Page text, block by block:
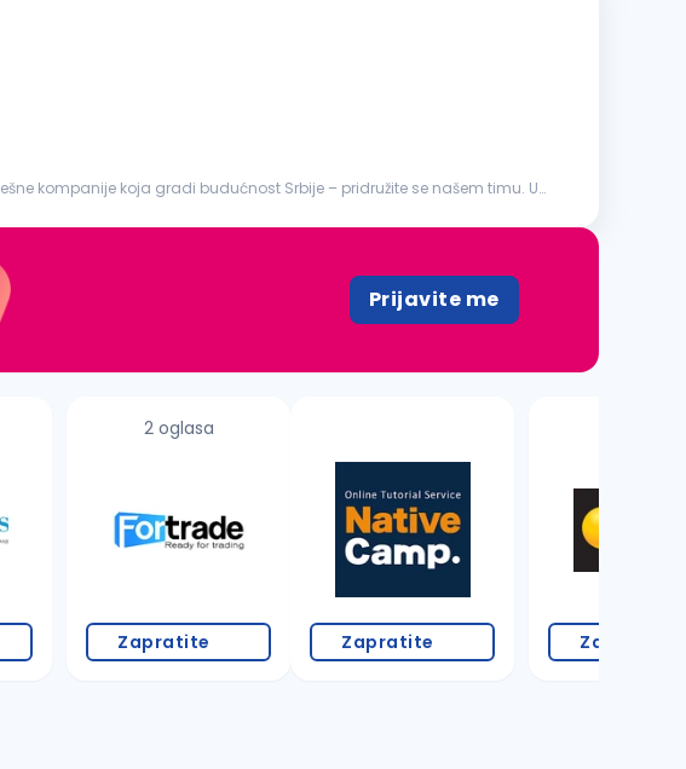
kompanije koja gradi budućnost Srbije – pridružite se našem timu. U
Prijavite me
2 oglasa
Zapratite Zapratite Zapratite